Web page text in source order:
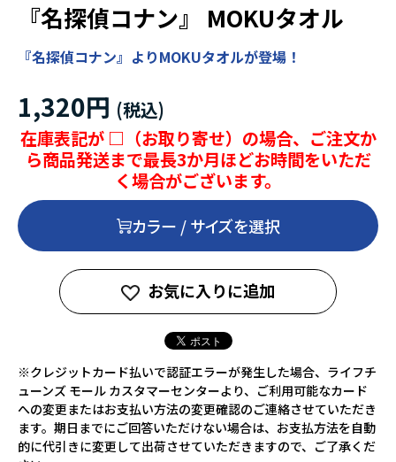
『名探偵コナン』 MOKUタオル
『名探偵コナン』よりMOKUタオルが登場！
1,320円
在庫表記が □（お取り寄せ）の場合、ご注文か
ら商品発送まで最長3か月ほどお時間をいただ
く場合がございます。
カラー / サイズを選択
お気に入りに追加
※クレジットカード払いで認証エラーが発生した場合、ライフチ
ューンズ モール カスタマーセンターより、ご利用可能なカード
への変更またはお支払い方法の変更確認のご連絡させていただき
ます。期日までにご回答いただけない場合は、お支払方法を自動
的に代引きに変更して出荷させていただきますので、ご了承くだ